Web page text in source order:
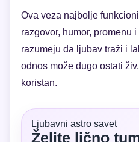
Ova veza najbolje
razgovor, humor, promenu
razumeju da ljubav traži i
odnos može dugo ostati
koristan.
Ljubavni astro savet
Želite lično